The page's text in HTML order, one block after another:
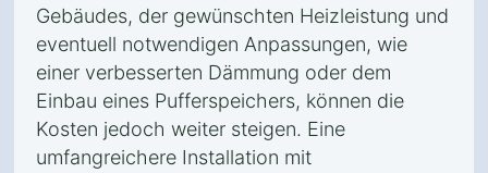
Gebäudes, der gewünschten Heizleistung und
eventuell notwendigen Anpassungen, wie
einer verbesserten Dämmung oder dem
Einbau eines Pufferspeichers, können die
Kosten jedoch weiter steigen. Eine
umfangreichere Installation mit